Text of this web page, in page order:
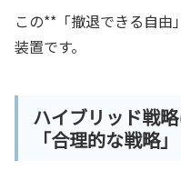
この**「撤退できる自
装置です。
ハイブリッド戦
「合理的な戦略」